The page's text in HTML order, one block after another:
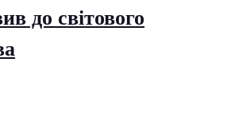
до світового